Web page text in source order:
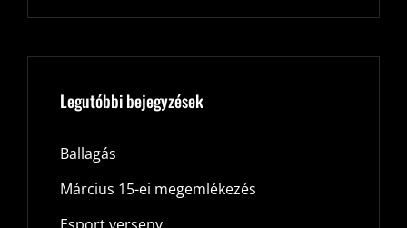
Legutóbbi bejegyzések
Ballagás
Március 15-ei megemlékezés